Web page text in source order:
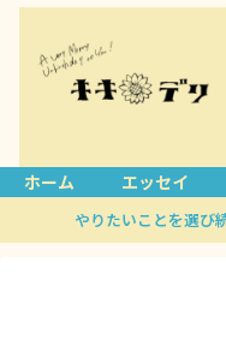
ホーム エッセイ
やりたいことを選び